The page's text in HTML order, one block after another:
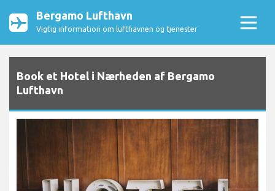
Bergamo Lufthavn
Vigtig information om lufthavnen og tjenester
Book et Hotel i Nærheden af Bergamo
Lufthavn